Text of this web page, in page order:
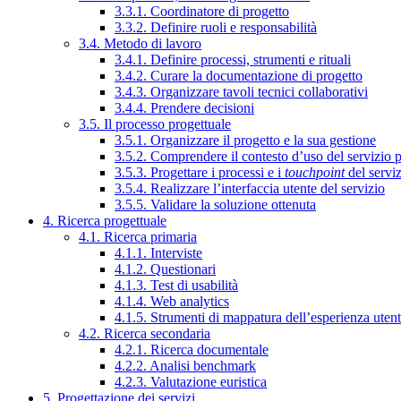
3.3.1. Coordinatore di progetto
3.3.2. Definire ruoli e responsabilità
3.4. Metodo di lavoro
3.4.1. Definire processi, strumenti e rituali
3.4.2. Curare la documentazione di progetto
3.4.3. Organizzare tavoli tecnici collaborativi
3.4.4. Prendere decisioni
3.5. Il processo progettuale
3.5.1. Organizzare il progetto e la sua gestione
3.5.2. Comprendere il contesto d’uso del servizio
3.5.3. Progettare i processi e i touchpointdel
3.5.4. Realizzare l’interfaccia utente del servizio
3.5.5. Validare la soluzione ottenuta
4. Ricerca progettuale
4.1. Ricerca primaria
4.1.1. Interviste
4.1.2. Questionari
4.1.3. Test di usabilità
4.1.4. Web analytics
4.1.5. Strumenti di mappatura dell’esperienza
4.2. Ricerca secondaria
4.2.1. Ricerca documentale
4.2.2. Analisi benchmark
4.2.3. Valutazione euristica
5. Progettazione dei servizi